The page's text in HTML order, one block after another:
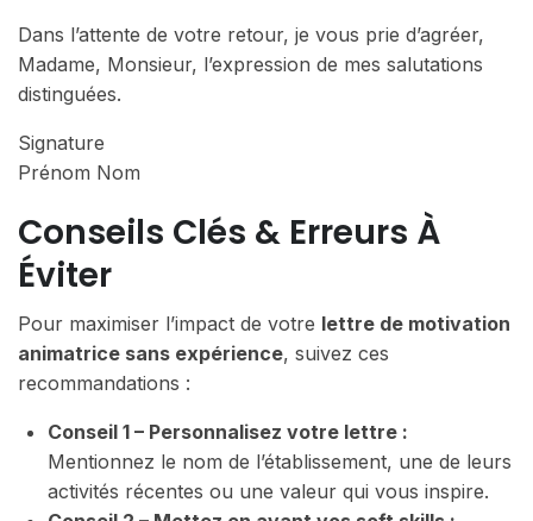
Dans l’attente de votre retour, je vous prie d’agréer,
Madame, Monsieur, l’expression de mes salutations
distinguées.
Signature
Prénom Nom
Conseils Clés & Erreurs À
Éviter
Pour maximiser l’impact de votre lettre de motivation
animatrice sans expérience, suivez ces
recommandations :
Conseil 1 – Personnalisez votre lettre :
Mentionnez le nom de l’établissement, une de leurs
activités récentes ou une valeur qui vous inspire.